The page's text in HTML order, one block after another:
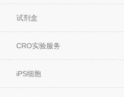
试剂盒
CRO实验服务
iPS细胞